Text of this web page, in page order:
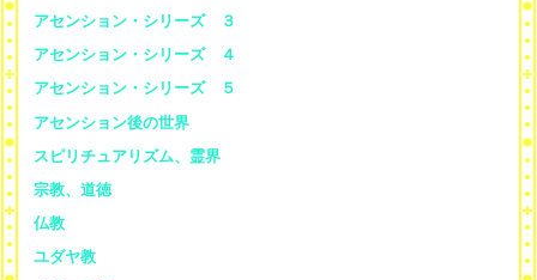
アセンション・シリーズ ３
アセンション・シリーズ ４
アセンション・シリーズ ５
アセンション後の世界
スピリチュアリズム、霊界
宗教、道徳
仏教
ユダヤ教